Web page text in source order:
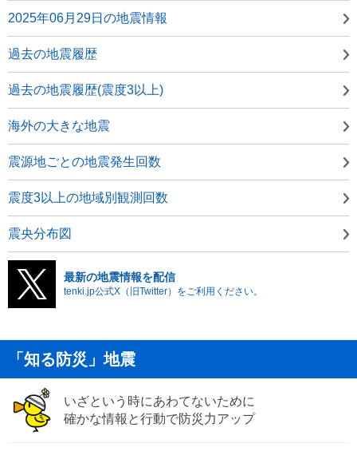
2025年06月29日の地震情報
過去の地震履歴
過去の地震履歴(震度3以上)
海外の大きな地震
震源地ごとの地震発生回数
震度3以上の地域別観測回数
震央分布図
最新の地震情報を配信
tenki.jp公式X（旧Twitter）をご利用ください。
「知る防災」地震
いざという時にあわてないために
確かな情報と行動で防災力アップ